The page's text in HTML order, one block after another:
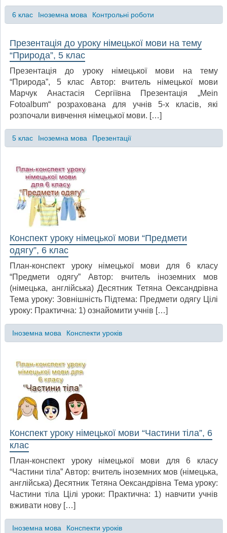
6 клас Іноземна мова Контрольні роботи
Презентація до уроку німецької мови на тему
“Природа”, 5 клас
Презентація до уроку німецької мови на тему
“Природа”, 5 клас Автор: вчитель німецької мови
Марчук Анастасія Сергіївна Презентація „Mein
Fotoalbum“ розрахована для учнів 5-х класів, які
розпочали вивчення німецької мови. […]
5 клас Іноземна мова Презентації
Конспект уроку німецької мови “Предмети
одягу”, 6 клас
План-конспект уроку німецької мови для 6 класу
“Предмети одягу” Автор: вчитель іноземних мов
(німецька, англійська) Десятник Тетяна Оександрівна
Тема уроку: Зовнішність Підтема: Предмети одягу Цілі
уроку: Практична: 1) ознайомити учнів […]
Іноземна мова Конспекти уроків
Конспект уроку німецької мови “Частини тіла”, 6
клас
План-конспект уроку німецької мови для 6 класу
“Частини тіла” Автор: вчитель іноземних мов (німецька,
англійська) Десятник Тетяна Оександрівна Тема уроку:
Частини тіла Цілі уроки: Практична: 1) навчити учнів
вживати нову […]
Іноземна мова Конспекти уроків